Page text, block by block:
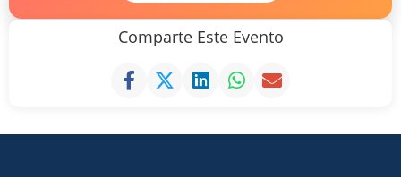
Comparte Este Evento